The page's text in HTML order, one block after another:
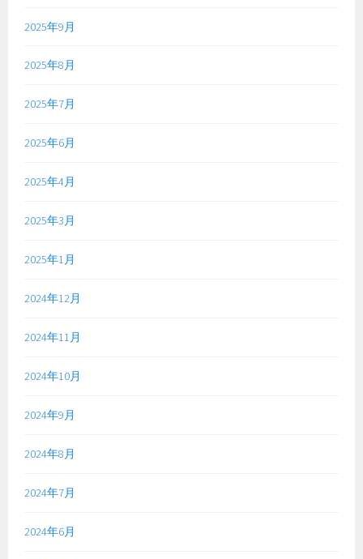
2025年9月
2025年8月
2025年7月
2025年6月
2025年4月
2025年3月
2025年1月
2024年12月
2024年11月
2024年10月
2024年9月
2024年8月
2024年7月
2024年6月